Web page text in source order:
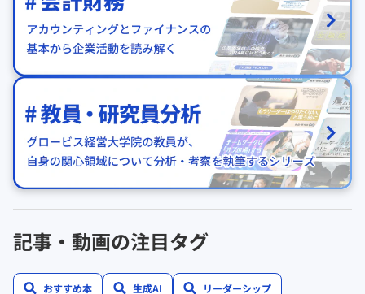
記事・動画の注目タグ
おすすめ本 生成AI リーダーシップ